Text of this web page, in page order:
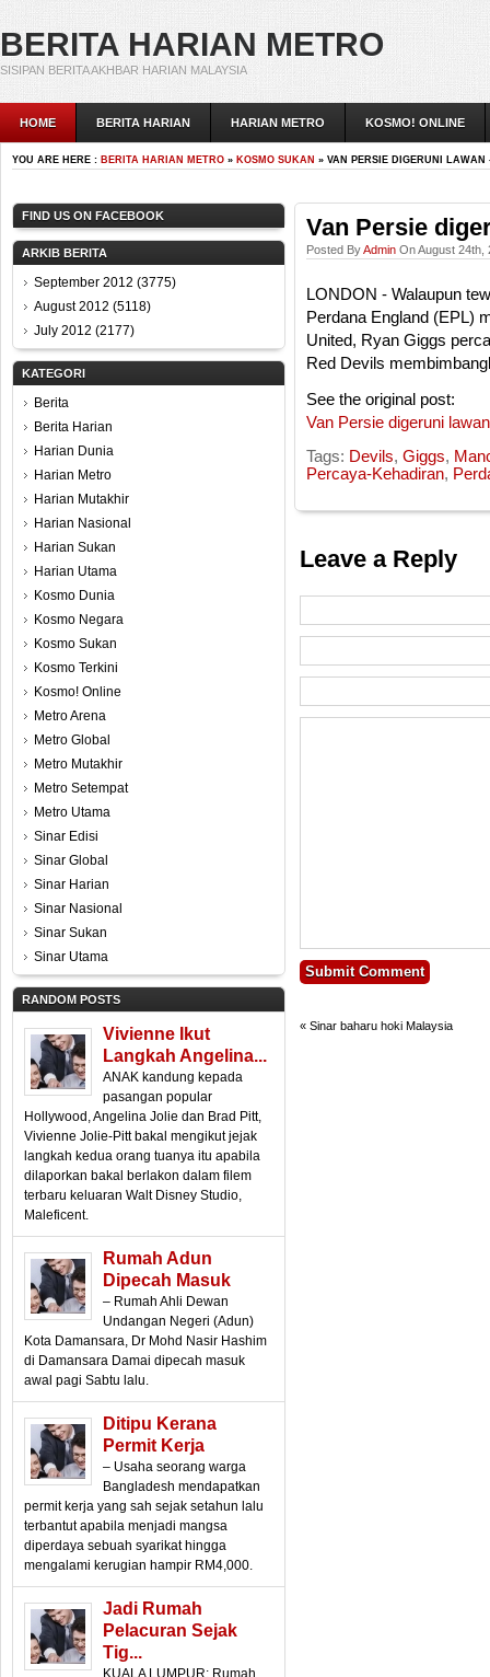
BERITA HARIAN METRO
SISIPAN BERITA AKHBAR HARIAN MALAYSIA
HOME BERITA HARIAN HARIAN METRO KOSMO! ONLINE
YOU ARE HERE : BERITA HARIAN METRO » KOSMO SUKAN » VAN PERSIE DIGERUNI LAWAN
FIND US ON FACEBOOK
ARKIB BERITA
September 2012 (3775)
August 2012 (5118)
July 2012 (2177)
KATEGORI
Berita
Berita Harian
Harian Dunia
Harian Metro
Harian Mutakhir
Harian Nasional
Harian Sukan
Harian Utama
Kosmo Dunia
Kosmo Negara
Kosmo Sukan
Kosmo Terkini
Kosmo! Online
Metro Arena
Metro Global
Metro Mutakhir
Metro Setempat
Metro Utama
Sinar Edisi
Sinar Global
Sinar Harian
Sinar Nasional
Sinar Sukan
Sinar Utama
RANDOM POSTS
Vivienne Ikut
Langkah Angelina...
ANAK kandung kepada
pasangan popular
Hollywood, Angelina Jolie dan Brad Pitt,
Vivienne Jolie-Pitt bakal mengikut jejak
langkah kedua orang tuanya itu apabila
dilaporkan bakal berlakon dalam filem
terbaru keluaran Walt Disney Studio,
Maleficent.
Rumah Adun
Dipecah Masuk
– Rumah Ahli Dewan
Undangan Negeri (Adun)
Kota Damansara, Dr Mohd Nasir Hashim
di Damansara Damai dipecah masuk
awal pagi Sabtu lalu.
Ditipu Kerana
Permit Kerja
– Usaha seorang warga
Bangladesh mendapatkan
permit kerja yang sah sejak setahun lalu
terbantut apabila menjadi mangsa
diperdaya sebuah syarikat hingga
mengalami kerugian hampir RM4,000.
Jadi Rumah
Pelacuran Sejak
Tig...
KUALA LUMPUR: Rumah
Van Persie
Posted ByAdmin On August 24th,
LONDON - Walaupun
Perdana England (EPL)
United, Ryan Giggs
Red Devils
See the original post:
Van Persie digeruni
Tags: Devils, Giggs,
Percaya-Kehadiran,
Leave a Reply
« Sinar baharu hoki Malaysia